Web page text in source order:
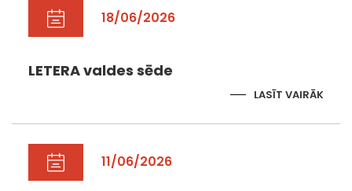
18/06/2026
LETERA valdes sēde
LASĪT VAIRĀK
11/06/2026